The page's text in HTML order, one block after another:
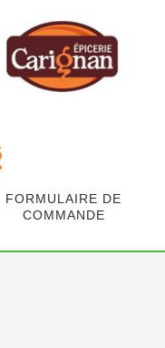
FORMULAIRE DE
COMMANDE